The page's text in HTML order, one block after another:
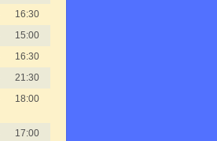
16:30
15:00
16:30
21:30
18:00
17:00